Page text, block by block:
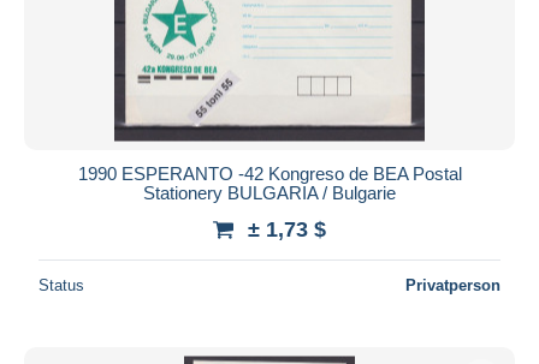
1990 ESPERANTO -42 Kongreso de BEA Postal
Stationery BULGARIA / Bulgarie
± 1,73 $
Status Privatperson